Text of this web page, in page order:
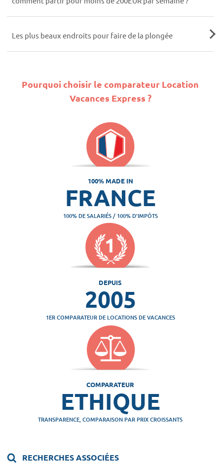
Les plus beaux endroits pour faire de la plongée
Pourquoi choisir le comparateur Location
Vacances Express ?
100% MADE IN
FRANCE
100% DE SALARIÉS / 100% D'IMPÔTS
DEPUIS
2005
1ER COMPARATEUR DE LOCATIONS DE VACANCES
COMPARATEUR
ETHIQUE
TRANSPARENCE, COMPARAISON PAR PRIX CROISSANTS
RECHERCHES ASSOCIÉES